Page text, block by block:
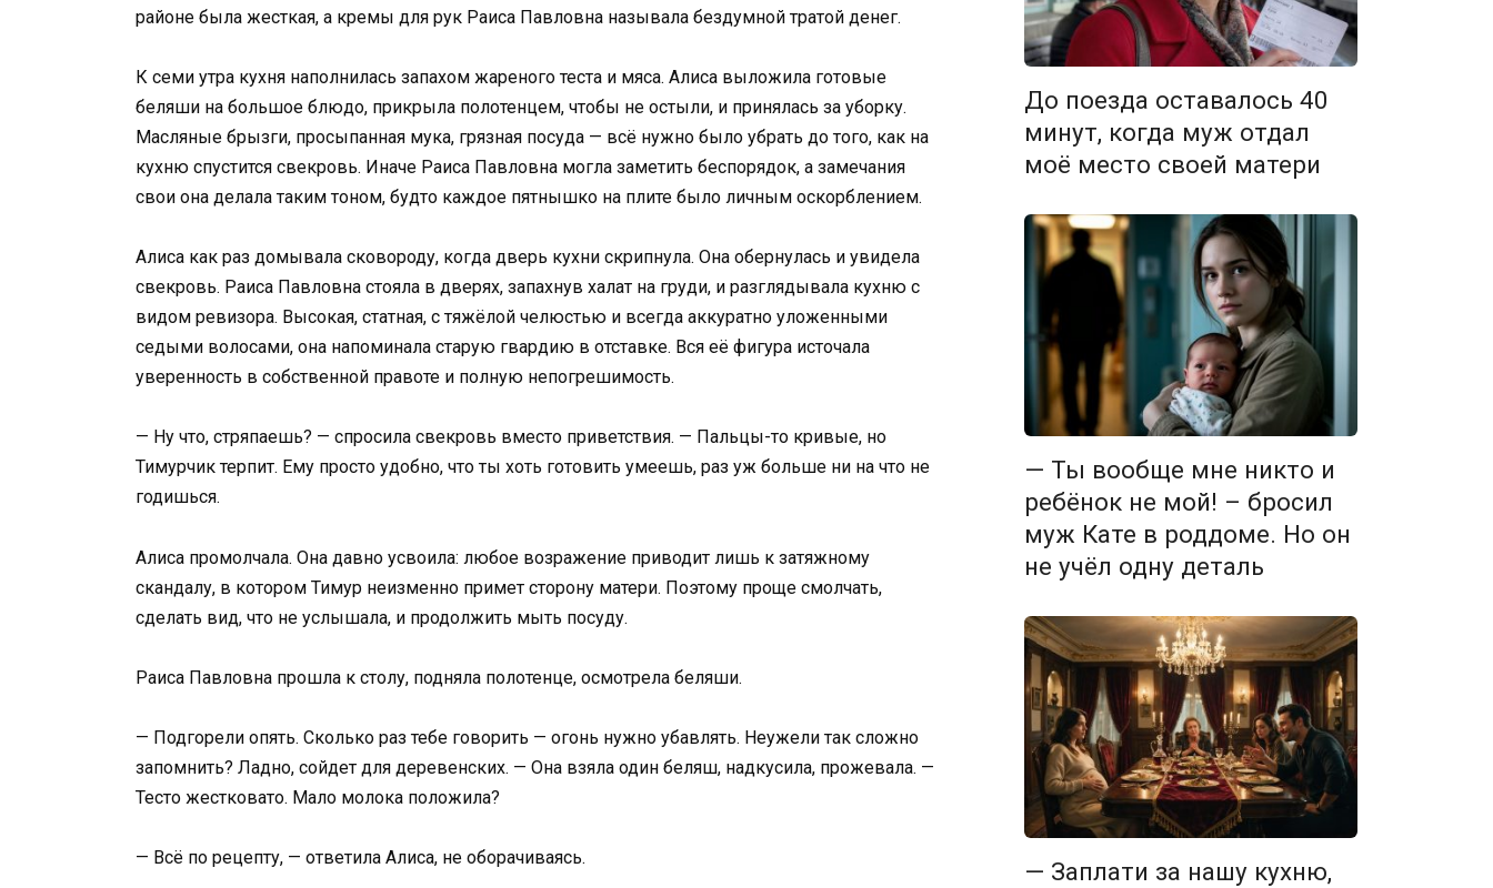
районе была жесткая, а кремы для рук Раиса Павловна называла бездумной тратой денег.
К семи утра кухня наполнилась запахом жареного теста и мяса. Алиса выложила готовые
беляши на большое блюдо, прикрыла полотенцем, чтобы не остыли, и принялась за уборку.
Масляные брызги, просыпанная мука, грязная посуда — всё нужно было убрать до того, как на
кухню спустится свекровь. Иначе Раиса Павловна могла заметить беспорядок, а замечания
свои она делала таким тоном, будто каждое пятнышко на плите было личным оскорблением.
Алиса как раз домывала сковороду, когда дверь кухни скрипнула. Она обернулась и увидела
свекровь. Раиса Павловна стояла в дверях, запахнув халат на груди, и разглядывала кухню с
видом ревизора. Высокая, статная, с тяжёлой челюстью и всегда аккуратно уложенными
седыми волосами, она напоминала старую гвардию в отставке. Вся её фигура источала
уверенность в собственной правоте и полную непогрешимость.
— Ну что, стряпаешь? — спросила свекровь вместо приветствия. — Пальцы-то кривые, но
Тимурчик терпит. Ему просто удобно, что ты хоть готовить умеешь, раз уж больше ни на что не
годишься.
Алиса промолчала. Она давно усвоила: любое возражение приводит лишь к затяжному
скандалу, в котором Тимур неизменно примет сторону матери. Поэтому проще смолчать,
сделать вид, что не услышала, и продолжить мыть посуду.
Раиса Павловна прошла к столу, подняла полотенце, осмотрела беляши.
— Подгорели опять. Сколько раз тебе говорить — огонь нужно убавлять. Неужели так сложно
запомнить? Ладно, сойдет для деревенских. — Она взяла один беляш, надкусила, прожевала. —
Тесто жестковато. Мало молока положила?
— Всё по рецепту, — ответила Алиса, не оборачиваясь.
До поезда оставалось 40
минут, когда муж отдал
моё место своей матери
— Ты вообще мне никто и
ребёнок не мой! – бросил
муж Кате в роддоме. Но он
не учёл одну деталь
— Заплати за нашу кухню,